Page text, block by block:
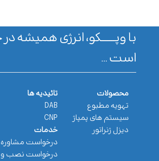
با وپـــــــکو، انرژی همیشه
است ...
محصولات
تهویه مطبوع
سیستم های پمپاژ
دیزل ژنراتور
تائیدیه ها
DAB
CNP
خدمات
درخواست
درخواست نصب و